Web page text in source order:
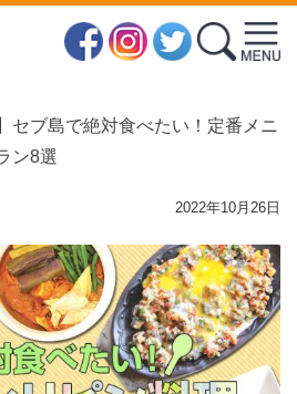
セブ島で絶対食べたい！定番メニ
ン8選
2022年10月26日